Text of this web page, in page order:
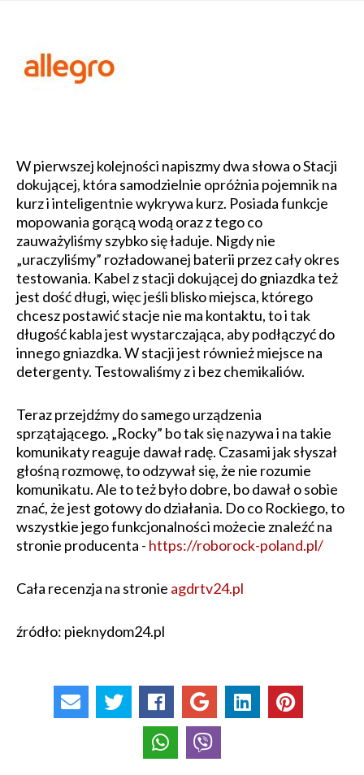
W pierwszej kolejności napiszmy dwa słowa o Stacji
dokującej, która samodzielnie opróżnia pojemnik na
kurz i inteligentnie wykrywa kurz. Posiada funkcje
mopowania gorącą wodą oraz z tego co
zauważyliśmy szybko się ładuje. Nigdy nie
„uraczyliśmy” rozładowanej baterii przez cały okres
testowania. Kabel z stacji dokującej do gniazdka też
jest dość długi, więc jeśli blisko miejsca, którego
chcesz postawić stacje nie ma kontaktu, to i tak
długość kabla jest wystarczająca, aby podłączyć do
innego gniazdka. W stacji jest również miejsce na
detergenty. Testowaliśmy z i bez chemikaliów.
Teraz przejdźmy do samego urządzenia
sprzątającego. „Rocky” bo tak się nazywa i na takie
komunikaty reaguje dawał radę. Czasami jak słyszał
głośną rozmowę, to odzywał się, że nie rozumie
komunikatu. Ale to też było dobre, bo dawał o sobie
znać, że jest gotowy do działania. Do co Rockiego, to
wszystkie jego funkcjonalności możecie znaleźć na
stronie producenta - https://roborock-poland.pl/
Cała recenzja na stronie agdrtv24.pl
źródło: pieknydom24.pl